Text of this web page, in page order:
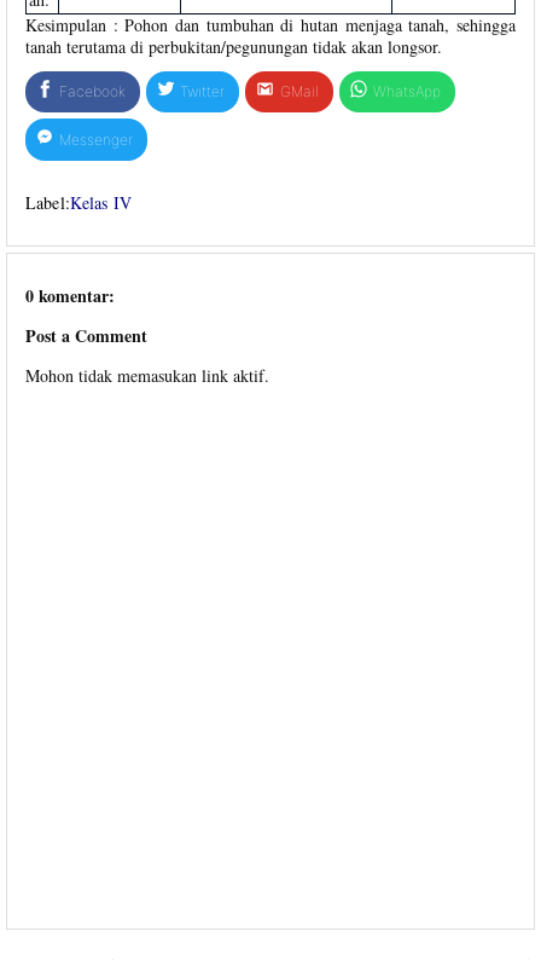
Kesimpulan : Pohon dan tumbuhan di hutan menjaga tanah, sehingga
tanah terutama di perbukitan/pegunungan tidak akan longsor.
Facebook Twitter GMail WhatsApp
Messenger
Label:Kelas IV
0 komentar:
Post a Comment
Mohon tidak memasukan link aktif.